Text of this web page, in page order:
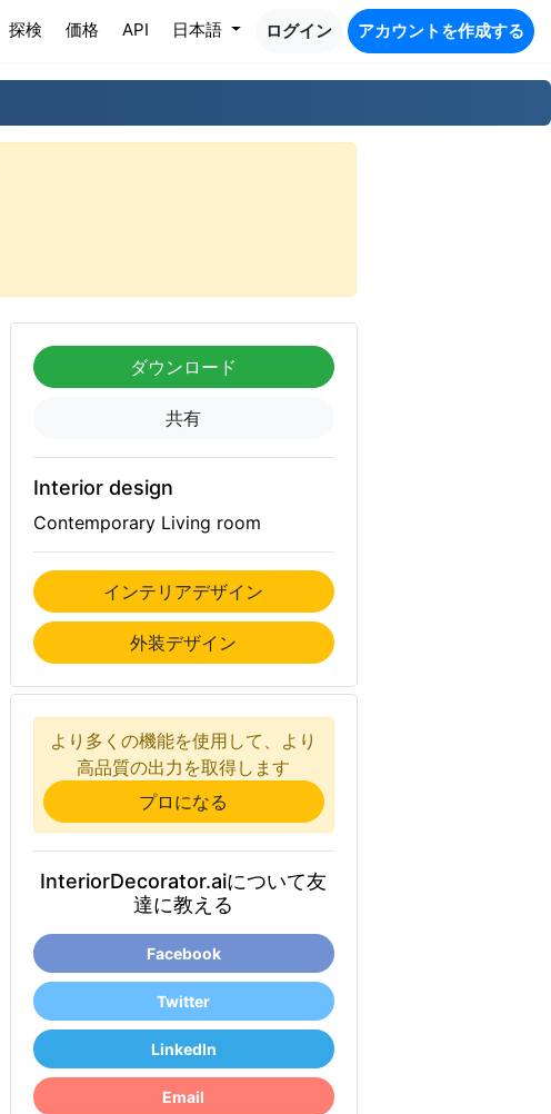
探検 価格 API 日本語 ログイン アカウントを作成する
ダウンロード
共有
Interior design
Contemporary Living room
インテリアデザイン
外装デザイン
より多くの機能を使用して、より
高品質の出力を取得します
プロになる
InteriorDecorator.aiについて友
達に教える
Facebook
Twitter
LinkedIn
Email